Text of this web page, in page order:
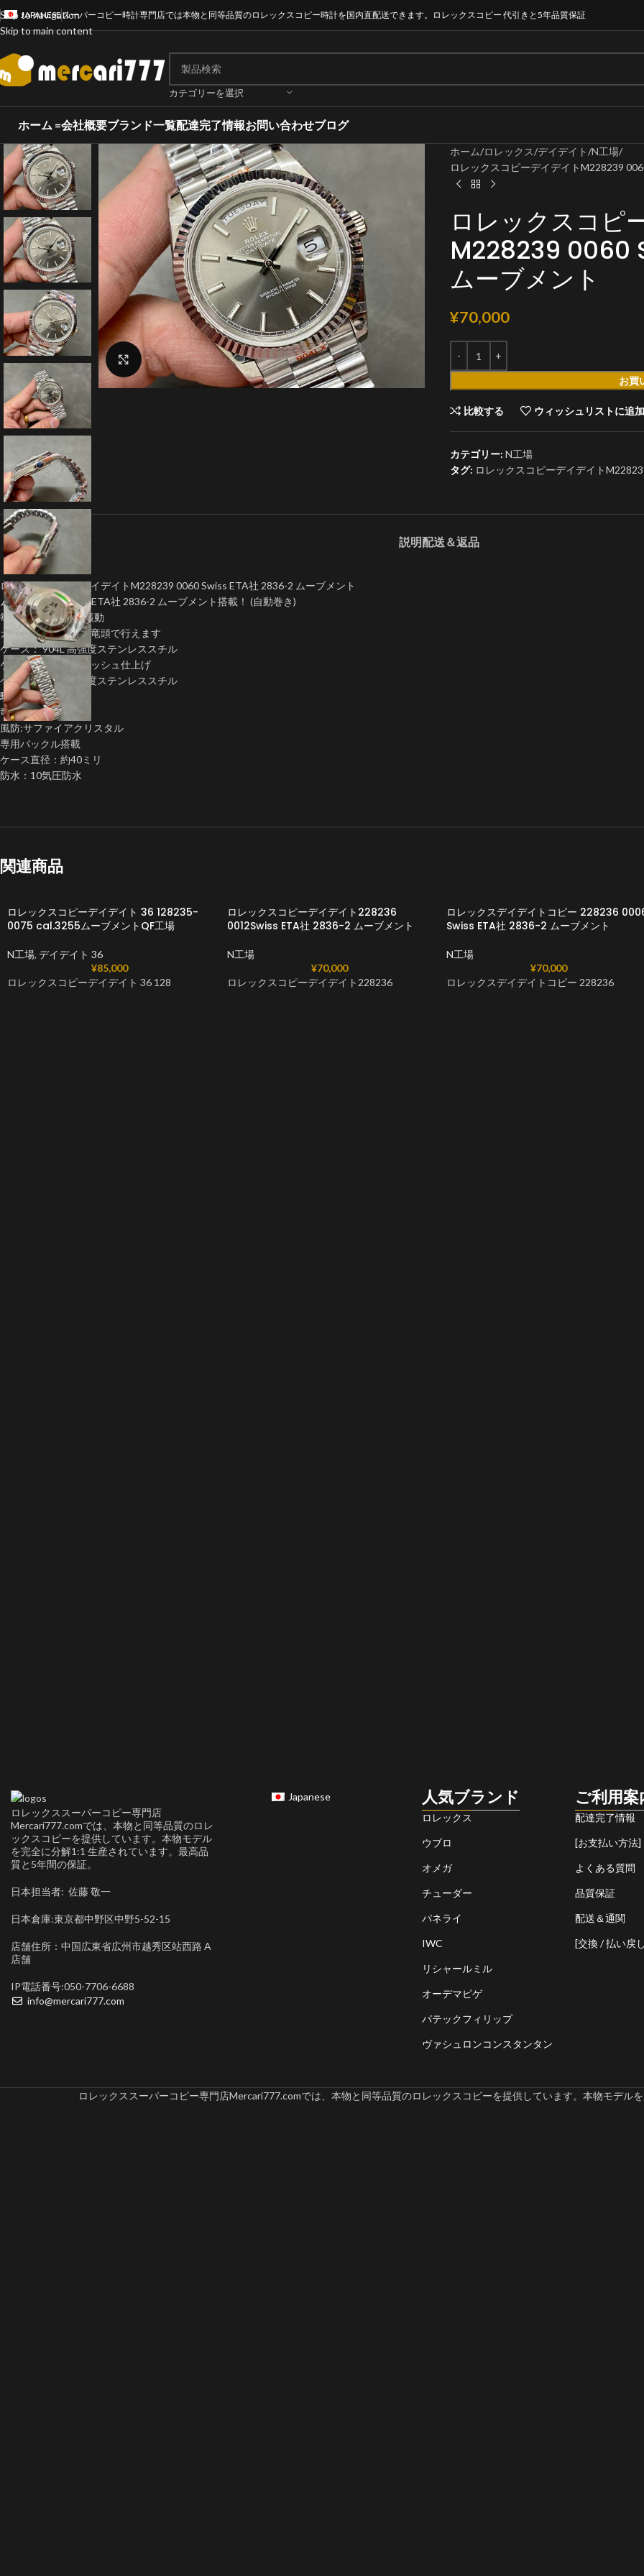
Skip to navigation
Skip to main content
JAPANESEスーパーコピー時計専門店では本物と同等品質のロレックスコピー時計を国内直配送できます。ロレックスコピー 代引きと5年品質保証
カテゴリーを選択
ホーム =会社概要ブランド一覧配達完了情報お問い合わせブログ
クリックで拡大
ホーム ロレックス デイデイト N工場
ロレックスコピーデイデイトM228239
ロレックスコピ
M228239 0060
ムーブメント
¥70,000
お買
比較する ウィッシュリストに追
カテゴリー: N工場
タグ: ロレックスコピーデイデイト
説明配送＆返品
ロレックスコピーデイデイトM228239 0060 Swiss ETA社 2836-2 ムーブメント
ムーブメント:Swiss ETA社 2836-2 ムーブメント搭載！ (自動巻き)
毎秒 8振動 · 28800振動
カレンダー早送りは竜頭で行えます
ケース： 904L 高強度ステンレススチル
ケース：鏡面＆ブラッシュ仕上げ
ベルト： 904L 高強度ステンレススチル
駒調整：ねじ込み式
竜頭：ねじ込み式
風防:サファイアクリスタル
専用バックル搭載
ケース直径：約40ミリ
防水：10気圧防水
関連商品
ロレックスコピーデイデイト 36 128235-
0075 cal.3255ムーブメントQF工場
N工場, デイデイト 36
¥85,000
ロレックスコピーデイデイト 36 128
ロレックスコピーデイデイト228236
0012Swiss ETA社 2836-2 ムーブメント
N工場
¥70,000
ロレックスコピーデイデイト228236
ロレックスデイデイトコピー 228236
Swiss ETA社 2836-2 ムーブメント
N工場
¥70,000
ロレックスデイデイトコピー 228236
ロレックススーパーコピー専門店
Mercari777.comでは、本物と同等品質のロレ
ックスコピーを提供しています。本物モデル
を完全に分解1:1 生産されています。最高品
質と5年間の保証。
日本担当者: 佐藤 敬一
日本倉庫:東京都中野区中野5-52-15
店舗住所：中国広東省広州市越秀区站西路 A
店舗
IP電話番号:050-7706-6688
info@mercari777.com
Japanese 人気ブランド
ロレックス
ウブロ
オメガ
チューダー
パネライ
IWC
リシャールミル
オーデマピゲ
パテックフィリップ
ヴァシュロンコンスタンタン
ご利用案
配達完了情報
[お支払い方法]
よくある質問
品質保証
配送＆通関
[交換 / 払い戻
ロレックススーパーコピー専門店Mercari777.comでは、本物と同等品質のロレックスコピーを提供しています。本物モデル